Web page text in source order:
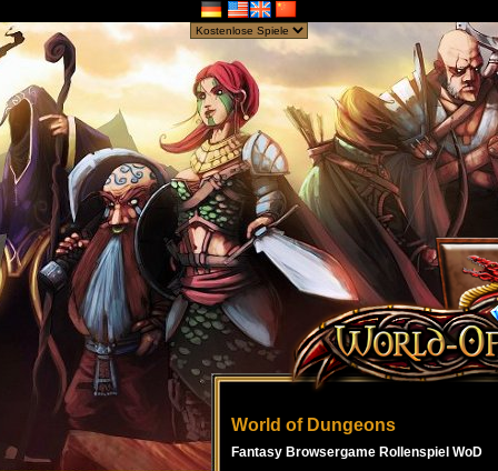
World of Dungeons
Fantasy Browsergame Rollenspiel WoD